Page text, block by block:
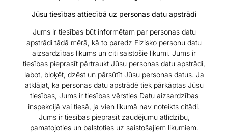
Jūsu tiesības attiecībā uz personas datu apstrādi
Jums ir tiesības būt informētam par personas datu
apstrādi tādā mērā, kā to paredz Fizisko personu datu
aizsardzības likums un citi saistošie likumi. Jums ir
tiesības pieprasīt pārtraukt Jūsu personas datu apstrādi,
labot, bloķēt, dzēst un pārsūtīt Jūsu personas datus. Ja
atklājat, ka personas datu apstrādē tiek pārkāptas Jūsu
tiesības, Jums ir tiesības vērsties Datu aizsardzības
inspekcijā vai tiesā, ja vien likumā nav noteikts citādi.
Jums ir tiesības pieprasīt zaudējumu atlīdzību,
pamatojoties un balstoties uz saistošajiem likumiem.